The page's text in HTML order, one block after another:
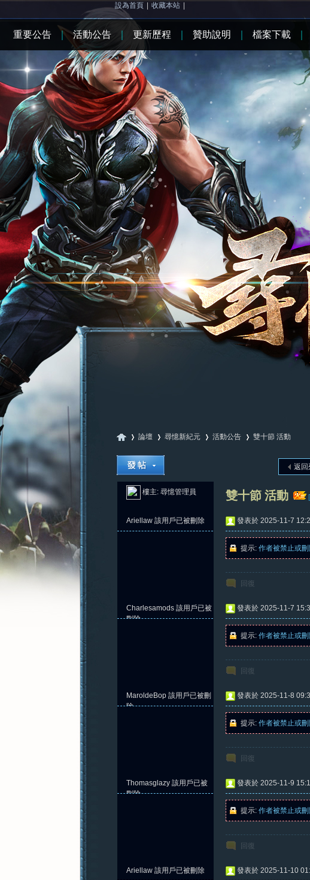
設為首頁 收藏本站
»
論壇
›
尋憶新紀元 活動公告
›
雙十節 活動
返回
樓主: 尋憶管理員 雙十節 活動
Ariellaw 該用戶已被刪除 發表於 2025-11-7
提示: 作者被禁止或
回復
Charlesamods 該用戶已被
刪除
發表於 2025-11-7
提示: 作者被禁止或
回復
MaroldeBop 該用戶已被刪
除
發表於 2025-11-8
提示: 作者被禁止或
回復
Thomasglazy 該用戶已被
刪除
發表於 2025-11-9
提示: 作者被禁止或
回復
Ariellaw 該用戶已被刪除 發表於 2025-11-10